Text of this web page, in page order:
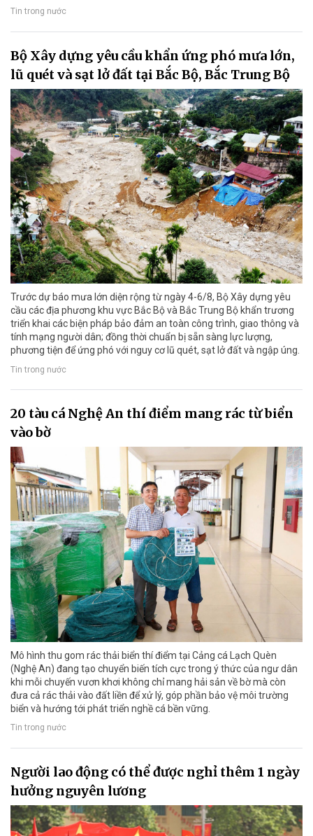
Tin trong nước
Bộ Xây dựng yêu cầu khẩn ứng phó mưa lớn,
lũ quét và sạt lở đất tại Bắc Bộ, Bắc Trung Bộ
Trước dự báo mưa lớn diện rộng từ ngày 4-6/8, Bộ Xây dựng yêu
cầu các địa phương khu vực Bắc Bộ và Bắc Trung Bộ khẩn trương
triển khai các biện pháp bảo đảm an toàn công trình, giao thông và
tính mạng người dân; đồng thời chuẩn bị sẵn sàng lực lượng,
phương tiện để ứng phó với nguy cơ lũ quét, sạt lở đất và ngập úng.
Tin trong nước
20 tàu cá Nghệ An thí điểm mang rác từ biển
vào bờ
Mô hình thu gom rác thải biển thí điểm tại Cảng cá Lạch Quèn
(Nghệ An) đang tạo chuyển biến tích cực trong ý thức của ngư dân
khi mỗi chuyến vươn khơi không chỉ mang hải sản về bờ mà còn
đưa cả rác thải vào đất liền để xử lý, góp phần bảo vệ môi trường
biển và hướng tới phát triển nghề cá bền vững.
Tin trong nước
Người lao động có thể được nghỉ thêm 1 ngày
hưởng nguyên lương